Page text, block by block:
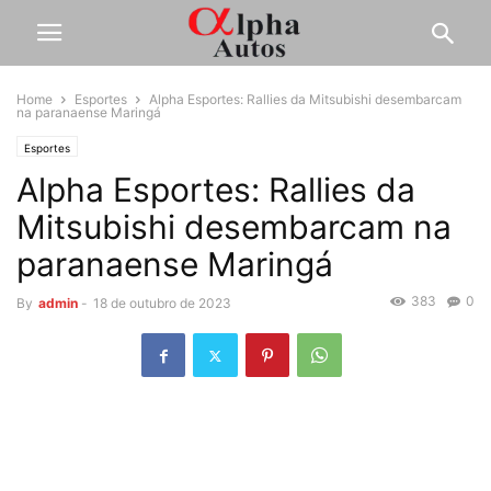
Home Esportes
Alpha Esportes: Rallies da Mitsubishi desembarcam
na paranaense Maringá
Esportes
Alpha Esportes: Rallies da
Mitsubishi desembarcam na
paranaense Maringá
By admin - 18 de outubro de 2023 0
383